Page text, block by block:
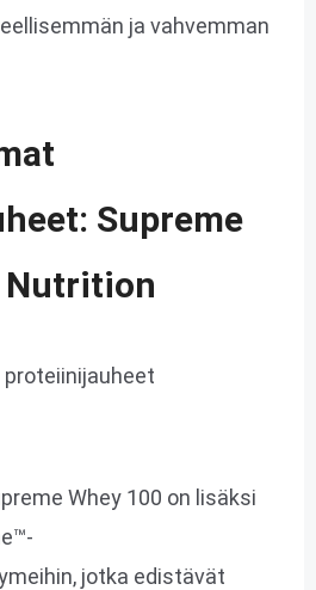
ja vahvemman
Supreme
Nutrition
Whey 100 on lisäksi
jotka edistävät